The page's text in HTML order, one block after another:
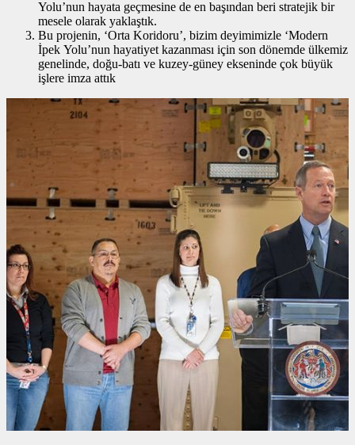
Yolu’nun hayata geçmesine de en başından beri stratejik bir
mesele olarak yaklaştık.
Bu projenin, ‘Orta Koridoru’, bizim deyimimizle ‘Modern
İpek Yolu’nun hayatiyet kazanması için son dönemde ülkemiz
genelinde, doğu-batı ve kuzey-güney ekseninde çok büyük
işlere imza attık